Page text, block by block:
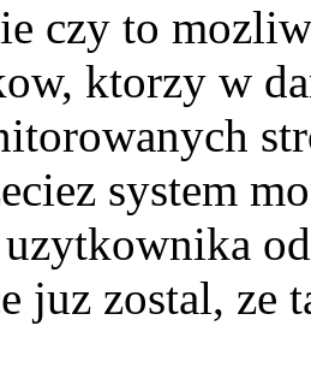
czy to
ktorzy w
system
juz zostal,